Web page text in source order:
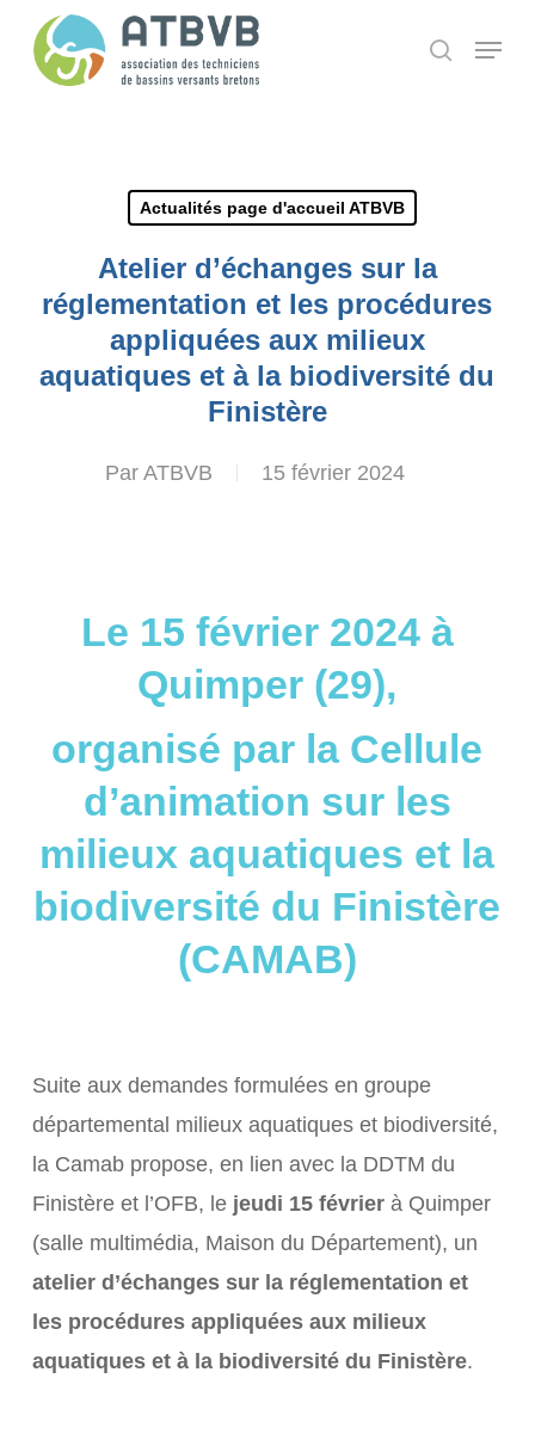
search
Menu
Actualités page d'accueil ATBVB
Atelier d’échanges sur la
réglementation et les procédures
appliquées aux milieux
aquatiques et à la biodiversité du
Finistère
Par ATBVB 15 février 2024
Le 15 février 2024 à
Quimper (29),
organisé par la Cellule
d’animation sur les
milieux aquatiques et la
biodiversité du Finistère
(CAMAB)
Suite aux demandes formulées en groupe
départemental milieux aquatiques et biodiversité,
la Camab propose, en lien avec la DDTM du
Finistère et l’OFB, le jeudi 15 févrierà Quimper
(salle multimédia, Maison du Département), un
atelier d’échanges sur la réglementation et
les procédures appliquées aux milieux
aquatiques et à la biodiversité du Finistère.
Panneau de gestion des cookies